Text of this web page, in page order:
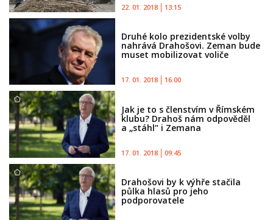
22. 01. 2018 13:15
Druhé kolo prezidentské volby
nahrává Drahošovi. Zeman bude
muset mobilizovat voliče
17. 01. 2018 16:00
Jak je to s členstvím v Římském
klubu? Drahoš nám odpověděl
a „stáhl“ i Zemana
17. 01. 2018 09:45
Drahošovi by k výhře stačila
půlka hlasů pro jeho
podporovatele